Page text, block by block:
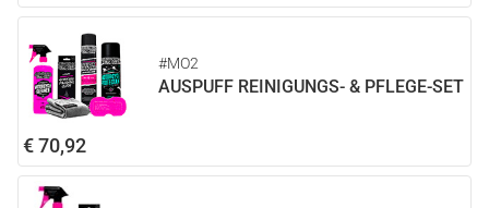
#MO2
AUSPUFF REINIGUNGS- & PFLEGE-SET
€ 70,92